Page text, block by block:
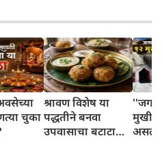
चुका
श्रावण विशेष या
पद्धतीने बनवा
उपवासाचा बटाटा
मुखी